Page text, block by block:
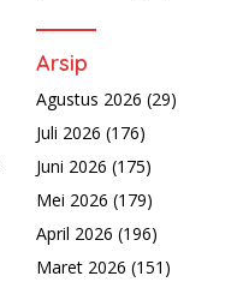
Arsip
Agustus 2026 (29)
Juli 2026 (176)
Juni 2026 (175)
Mei 2026 (179)
April 2026 (196)
Maret 2026 (151)